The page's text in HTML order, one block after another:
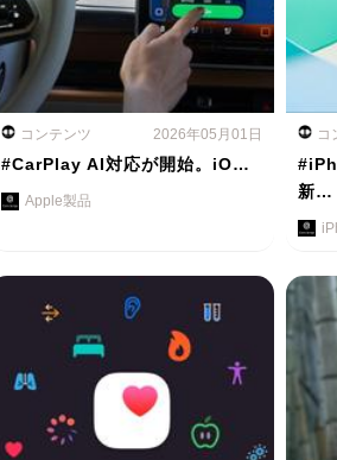
コンテンツ 2026年05月01日
#CarPlay AI対応が開始。iO…
Apple製品
コ
新…